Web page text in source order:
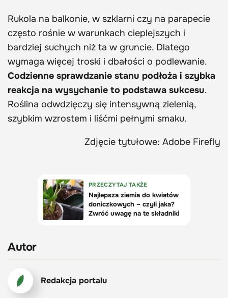
Rukola na balkonie, w szklarni czy na parapecie
często rośnie w warunkach cieplejszych i
bardziej suchych niż ta w gruncie. Dlatego
wymaga więcej troski i dbałości o podlewanie.
Codzienne sprawdzanie stanu podłoża i szybka
reakcja na wysychanie to podstawa sukcesu.
Roślina odwdzięczy się intensywną zielenią,
szybkim wzrostem i liśćmi pełnymi smaku.
Zdjęcie tytułowe: Adobe Firefly
Autor
Redakcja portalu